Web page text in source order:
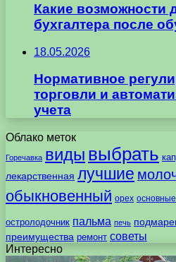
Какие возможности
бухгалтера после
18.05.2026
Нормативное
торговли и
учета
Облако меток
Горечавка виды выбрать
лекарственная лучшие
обыкновенный орех основные
остролодочник пальма печь
преимущества ремонт советы
Интересно